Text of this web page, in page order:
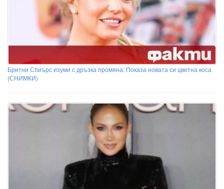
Бритни Спиърс изуми с дръзка промяна: Показа новата си цветна коса
(СНИМКИ)